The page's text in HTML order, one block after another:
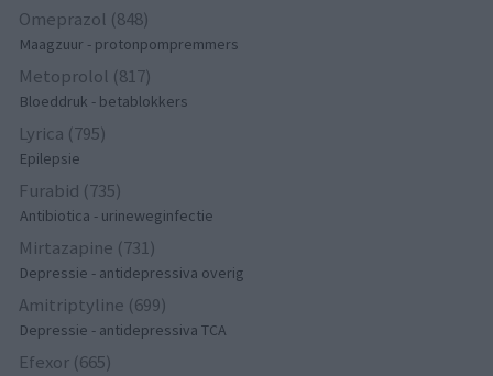
Omeprazol (848)
Maagzuur - protonpompremmers
Metoprolol (817)
Bloeddruk - betablokkers
Lyrica (795)
Epilepsie
Furabid (735)
Antibiotica - urineweginfectie
Mirtazapine (731)
Depressie - antidepressiva overig
Amitriptyline (699)
Depressie - antidepressiva TCA
Efexor (665)